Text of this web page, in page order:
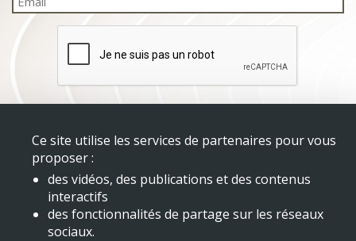
Mentions légales
Ce site utilise les services de partenaires pour vous
proposer :
des vidéos, des publications et des contenus
interactifs
des fonctionnalités de partage sur les réseaux
sociaux.